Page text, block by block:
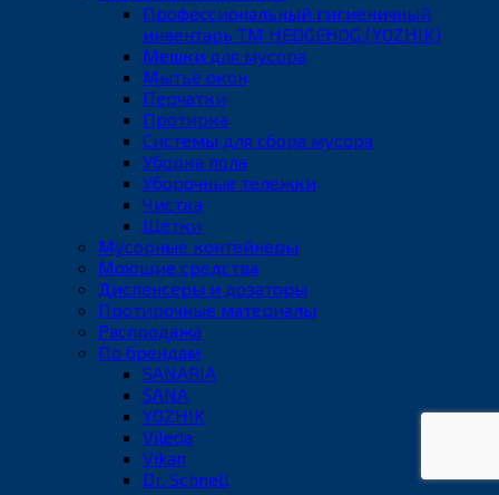
Профессиональный гигиеничный
инвентарь ТМ HEDGEHOG (YOZHIK)
Мешки для мусора
Мытьё окон
Перчатки
Протирка
Системы для сбора мусора
Уборка пола
Уборочные тележки
Чистка
Щётки
Мусорные контейнеры
Моющие средства
Диспенсеры и дозаторы
Протирочные материалы
Распродажа
По брендам
SANARIA
SANA
YOZHIK
Vileda
Vikan
Dr. Schnell